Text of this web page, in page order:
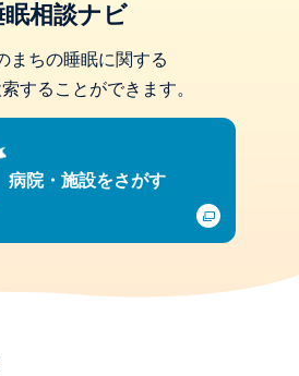
眠相談ナビ
まちの睡眠に関する
することができます。
病院・施設をさがす